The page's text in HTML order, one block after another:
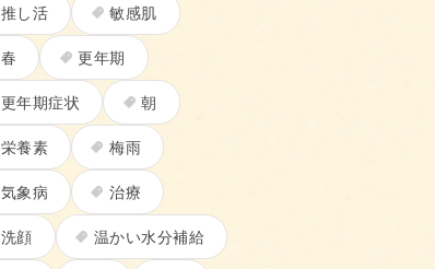
推し活 敏感肌
春 更年期
更年期症状 朝
栄養素 梅雨
気象病 治療
洗顔 温かい水分補給